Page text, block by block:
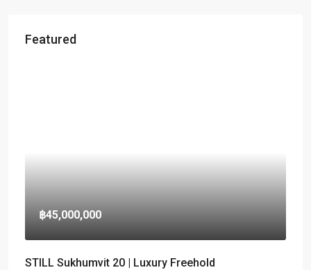
Featured
฿45,000,000
STILL Sukhumvit 20 | Luxury Freehold